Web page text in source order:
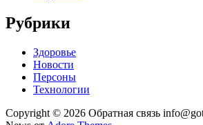
Рубрики
Здоровье
Новости
Персоны
Технологии
Copyright © 2026 Обратная связь